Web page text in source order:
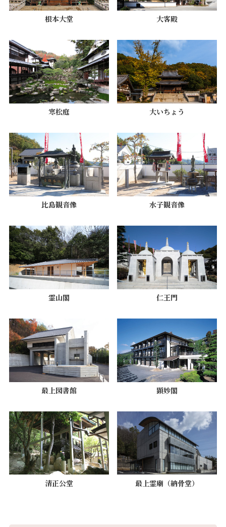
根本大堂 大客殿
寒松庭 大いちょう
比島観音像 水子観音像
霊山閣 仁王門
最上図書館 顕妙閣
清正公堂 最上霊廟（納骨堂）